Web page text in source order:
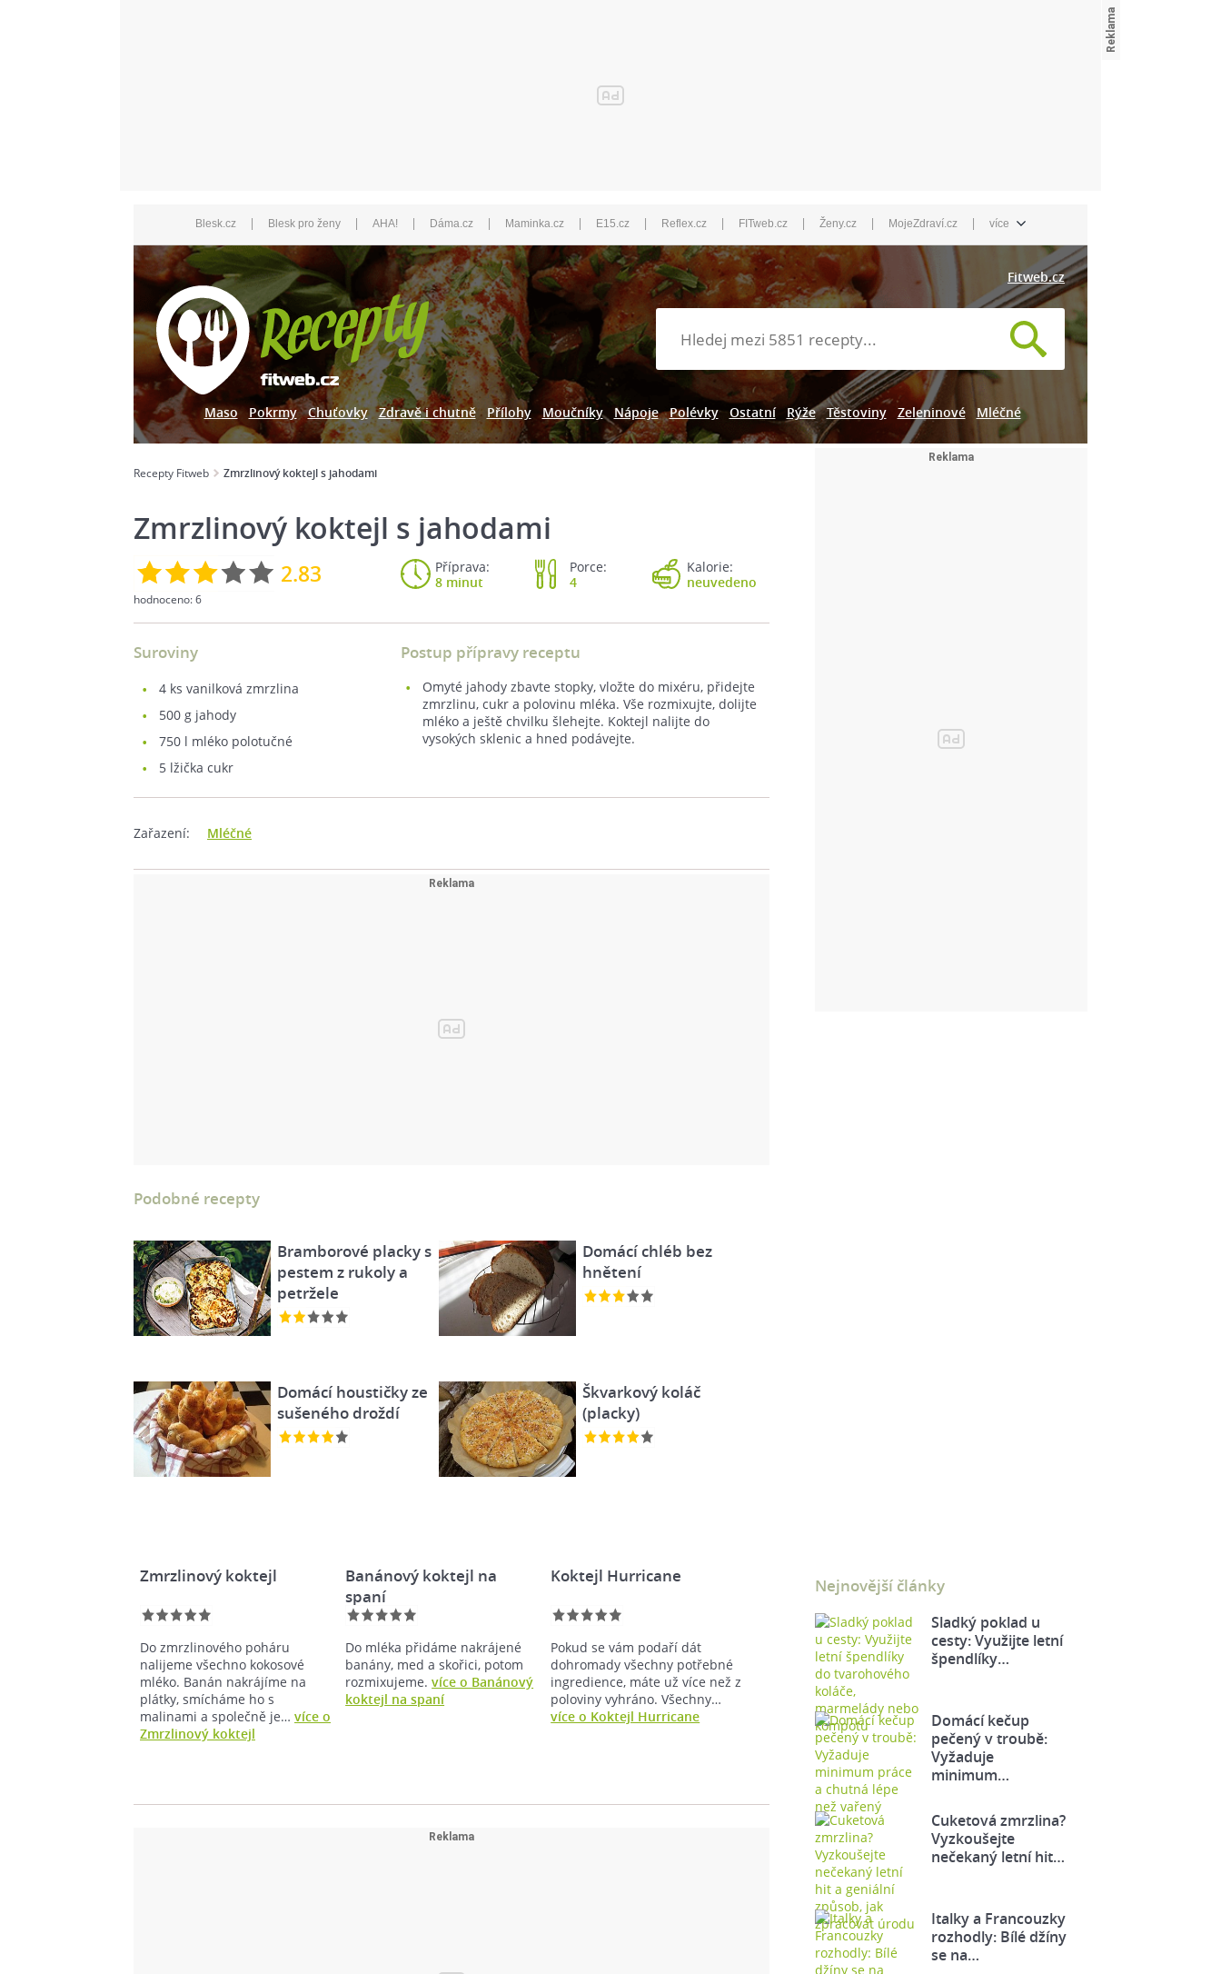
Blesk.cz | Blesk pro ženy | AHA! | Dáma.cz | Maminka.cz | E15.cz | Reflex.cz | FITweb.cz | Ženy.cz | MojeZdraví.cz | více
Fitweb.cz
Maso Pokrmy Chuťovky Zdravě i chutně Přílohy Moučníky Nápoje Polévky Ostatní Rýže Těstoviny Zeleninové Mléčné
Recepty Fitweb Zmrzlinový koktejl s jahodami
Zmrzlinový koktejl s jahodami
2.83
hodnoceno:6
Příprava:
8 minut
Porce:
4
Kalorie:
neuvedeno
Suroviny
4 ks vanilková zmrzlina
500 g jahody
750 l mléko polotučné
5 lžička cukr
Postup přípravy receptu
Omyté jahody zbavte stopky, vložte do mixéru, přidejte
zmrzlinu, cukr a polovinu mléka. Vše rozmixujte, dolijte
mléko a ještě chvilku šlehejte. Koktejl nalijte do
vysokých sklenic a hned podávejte.
Zařazení: Mléčné
Podobné recepty
Bramborové placky s
pestem z rukoly a
petržele
Domácí chléb bez
hnětení
Domácí houstičky ze
sušeného droždí
Škvarkový koláč
(placky)
Zmrzlinový koktejl
Do zmrzlinového poháru
nalijeme všechno kokosové
mléko. Banán nakrájíme na
plátky, smícháme ho s
malinami a společně je… více o
Zmrzlinový koktejl
Banánový koktejl na
spaní
Do mléka přidáme nakrájené
banány, med a skořici, potom
rozmixujeme.více o Banánový
koktejl na spaní
Koktejl Hurricane
Pokud se vám podaří dát
dohromady všechny potřebné
ingredience, máte už více než z
poloviny vyhráno. Všechny…
více o Koktejl Hurricane
Nejnovější články
Sladký poklad u
cesty: Využijte letní
špendlíky…
Domácí kečup
pečený v troubě:
Vyžaduje
minimum…
Cuketová zmrzlina?
Vyzkoušejte
nečekaný letní hit…
Italky a Francouzky
rozhodly: Bílé džíny
se na…